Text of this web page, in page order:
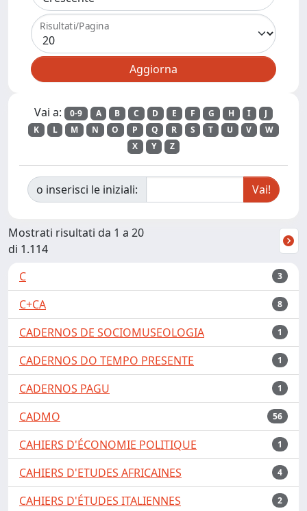
Risultati/Pagina
Vai a: 0-9 A B C D E F G H I
J
K
L M N O P Q R S T U V
W
X
Y Z
o inserisci le iniziali:
Mostrati risultati da 1 a 20
di 1.114
C
3
C+CA 8
CADERNOS DE SOCIOMUSEOLOGIA 1
CADERNOS DO TEMPO PRESENTE 1
CADERNOS PAGU 1
CADMO 56
CAHIERS D'ÉCONOMIE POLITIQUE 1
CAHIERS D'ETUDES AFRICAINES 4
CAHIERS D'ÉTUDES ITALIENNES 2